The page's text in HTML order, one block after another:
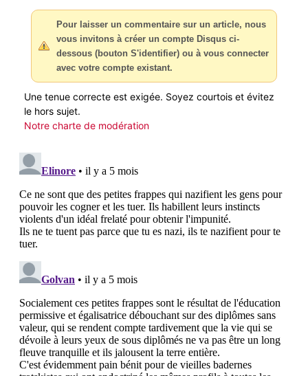
Pour laisser un commentaire sur un article, nous
vous invitons à créer un compte Disqus ci-
dessous (bouton S'identifier) ou à vous connecter
avec votre compte existant.
Une tenue correcte est exigée. Soyez courtois et évitez
le hors sujet.
Notre charte de modération